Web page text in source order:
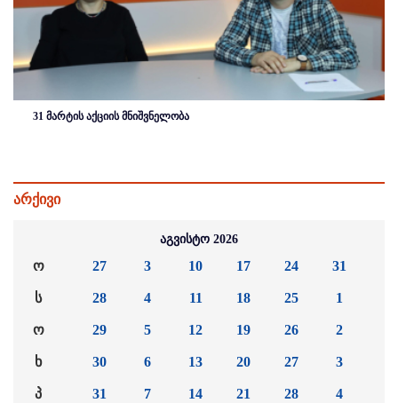
31 მარტის აქციის მნიშვნელობა
არქივი
აგვისტო 2026
ო
ს
ო
ხ
პ
27
28
29
30
31
3
4
5
6
7
10
11
12
13
14
17
18
19
20
21
24
25
26
27
28
31
1
2
3
4